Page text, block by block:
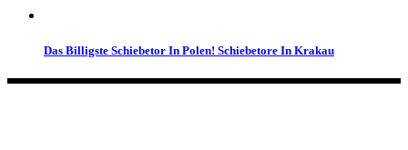
Das Billigste Schiebetor In Polen! Schiebetore In Krakau